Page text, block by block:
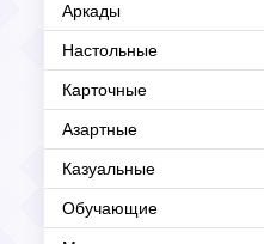
Аркады
Настольные
Карточные
Азартные
Казуальные
Обучающие